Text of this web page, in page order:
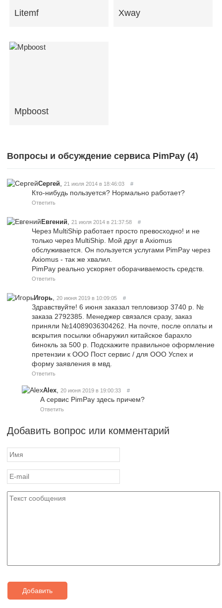
Litemf Xway
Mpboost
Вопросы и обсуждение сервиса PimPay (4)
Сергей 21 июля 2014 в 18:46:03 #
Кто-нибудь пользуется? Нормально работает?
Ответить
Евгений 21 июля 2014 в 21:37:58 #
Через MultiShip работает просто превосходно! и не
только через MultiShip. Мой друг в Axiomus
обслуживается. Он пользуется услугами PimPay через
Axiomus - так же хвалил.
PimPay реально ускоряет оборачиваемость средств.
Ответить
Игорь 20 июня 2019 в 10:09:05 #
Здравствуйте! 6 июня заказал тепловизор 3740 р. №
заказа 2792385. Менеджер связался сразу, заказ
приняли №14089036304262. На почте, после оплаты и
вскрытия посылки обнаружил китайское барахло
бинокль за 500 р. Подскажите правильное оформление
претензии к ООО Пост сервис / для ООО Успех и
форму заявления в мвд.
Ответить
Alex 20 июня 2019 в 19:00:33 #
А сервис PimPay здесь причем?
Ответить
Добавить вопрос или комментарий
Добавить